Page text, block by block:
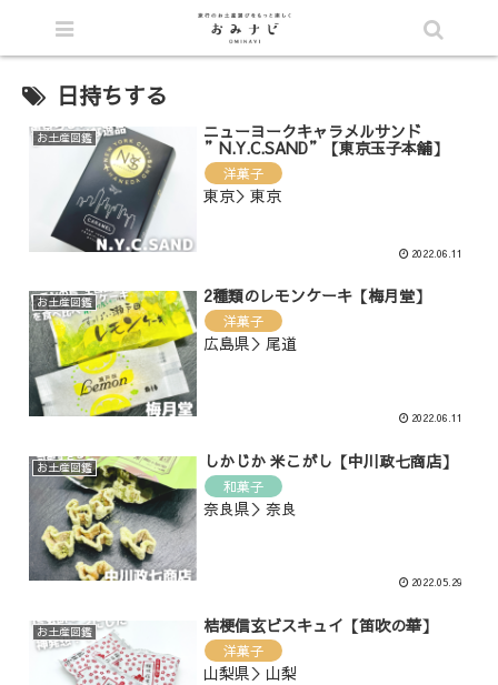
日持ちする
お土産図鑑 ニューヨークキャラメルサンド
”N.Y.C.SAND”【東京玉子本舗】
洋菓子
東京＞東京
2022.06.11
お土産図鑑 2種類のレモンケーキ【梅月堂】
洋菓子
広島県＞尾道
2022.06.11
お土産図鑑 しかじか 米こがし【中川政七商店】
和菓子
奈良県＞奈良
2022.05.29
お土産図鑑 桔梗信玄ビスキュイ【笛吹の華】
洋菓子
山梨県＞山梨
シェア